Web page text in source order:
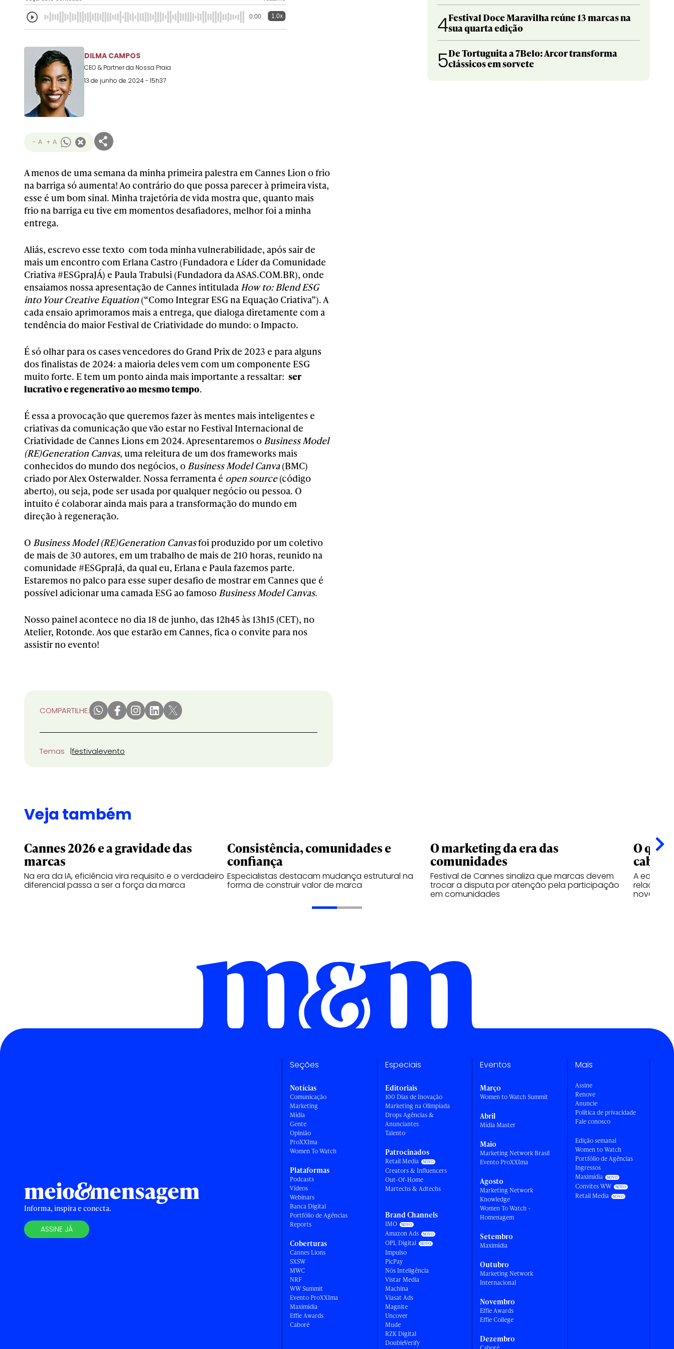
0:00 1.0x
DILMA CAMPOS
CEO & Partner da Nossa Praia
13 de junho de 2024 - 15h37
- A + A
A menos de uma semana da minha primeira palestra em Cannes Lion o frio
na barriga só aumenta! Ao contrário do que possa parecer à primeira vista,
esse é um bom sinal. Minha trajetória de vida mostra que, quanto mais
frio na barriga eu tive em momentos desafiadores, melhor foi a minha
entrega.
Aliás, escrevo esse texto com toda minha vulnerabilidade, após sair de
mais um encontro com Erlana Castro (Fundadora e Líder da Comunidade
Criativa #ESGpraJÁ) e Paula Trabulsi (Fundadora da ASAS.COM.BR), onde
ensaiamos nossa apresentação de Cannes intitulada How to: Blend ESG
into Your Creative Equation (“Como Integrar ESG na Equação Criativa”). A
cada ensaio aprimoramos mais a entrega, que dialoga diretamente com a
tendência do maior Festival de Criatividade do mundo: o Impacto.
É só olhar para os cases vencedores do Grand Prix de 2023 e para alguns
dos finalistas de 2024: a maioria deles vem com um componente ESG
muito forte. E tem um ponto ainda mais importante a ressaltar: ser
lucrativo e regenerativo ao mesmo tempo.
É essa a provocação que queremos fazer às mentes mais inteligentes e
criativas da comunicação que vão estar no Festival Internacional de
Criatividade de Cannes Lions em 2024. Apresentaremos o Business Model
(RE)Generation Canvas, uma releitura de um dos frameworks mais
conhecidos do mundo dos negócios, o Business Model Canva(BMC)
criado por Alex Osterwalder. Nossa ferramenta é open source(código
aberto), ou seja, pode ser usada por qualquer negócio ou pessoa. O
intuito é colaborar ainda mais para a transformação do mundo em
direção à regeneração.
O Business Model (RE)Generation Canvasfoi produzido por um coletivo
de mais de 30 autores, em um trabalho de mais de 210 horas, reunido na
comunidade #ESGpraJá, da qual eu, Erlana e Paula fazemos parte.
Estaremos no palco para esse super desafio de mostrar em Cannes que é
possível adicionar uma camada ESG ao famoso Business Model Canvas.
Nosso painel acontece no dia 18 de junho, das 12h45 às 13h15 (CET), no
Atelier, Rotonde. Aos que estarão em Cannes, fica o convite para nos
assistir no evento!
COMPARTILHE:
Temas festivalevento
4Festival Doce Maravilha reúne 13 marcas na
sua quarta edição
5De Tortuguita a 7Belo: Arcor transforma
clássicos em sorvete
Veja também
Cannes 2026 e a gravidade das
marcas
Na era da IA, eficiência vira requisito e o verdadeiro
diferencial passa a ser a força da marca
Consistência, comunidades e
confiança
Especialistas destacam mudança estrutural na
forma de construir valor de marca
O marketing da era das
comunidades
Festival de Cannes sinaliza que marcas devem
trocar a disputa por atenção pela participação
em comunidades
O que
cabe
A edição
nova
Informa, inspira e conecta.
ASSINE JÁ
Seções
Notícias
Comunicação
Marketing
Mídia
Gente
Opinião
ProXXIma
Women To Watch
Plataformas
Podcasts
Vídeos
Webinars
Banca Digital
Portfólio de Agências
Reports
Coberturas
Cannes Lions
SXSW
MWC
NRF
WW Summit
Evento ProXXIma
Maximídia
Effie Awards
Caboré
Especiais
Editoriais
100 Dias de Inovação
Marketing na Olimpíada
Drops Agências &
Anunciantes
Talento
Patrocinados
Retail Media
Creators & Influencers
Out-Of-Home
Martechs & Adtechs
Brand Channels
IMO
Amazon Ads
OPL Digital
Impulso
PicPay
Nós Inteligência
Vistar Media
Machina
Viasat Ads
Magnite
Uncover
Mude
RZK Digital
DoubleVerify
Eventos
Março
Women to Watch Summit
Abril
Mídia Master
Maio
Marketing Network Brasil
Evento ProXXIma
Agosto
Marketing Network
Knowledge
Women To Watch -
Homenagem
Setembro
Maximídia
Outubro
Marketing Network
Internacional
Novembro
Effie Awards
Effie College
Dezembro
Mais
Assine
Renove
Anuncie
Política de privacidade
Fale conosco
Edição semanal
Women to Watch
Portfólio de Agências
Ingressos
Maximídia
Convites WW
Retail Media